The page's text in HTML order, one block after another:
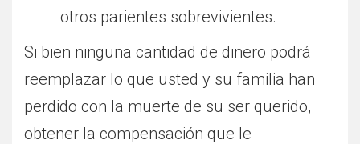
otros parientes sobrevivientes.
Si bien ninguna cantidad de dinero podrá
reemplazar lo que usted y su familia han
perdido con la muerte de su ser querido,
obtener la compensación que le